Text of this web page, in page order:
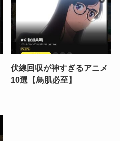
伏線回収が神すぎるアニメ
10選【鳥肌必至】